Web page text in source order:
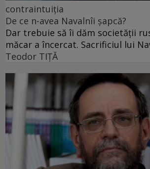
contraintuiția
De ce n-avea Navalnîi șapcă?
Dar trebuie să îi dăm societății
măcar a încercat. Sacrificiul lui
Teodor TIŢĂ